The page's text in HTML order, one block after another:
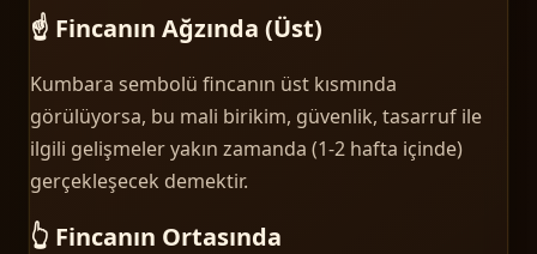
☝️ Fincanın Ağzında (Üst)
Kumbara sembolü fincanın üst kısmında
görülüyorsa, bu mali birikim, güvenlik, tasarruf ile
ilgili gelişmeler yakın zamanda (1-2 hafta içinde)
gerçekleşecek demektir.
👆 Fincanın Ortasında